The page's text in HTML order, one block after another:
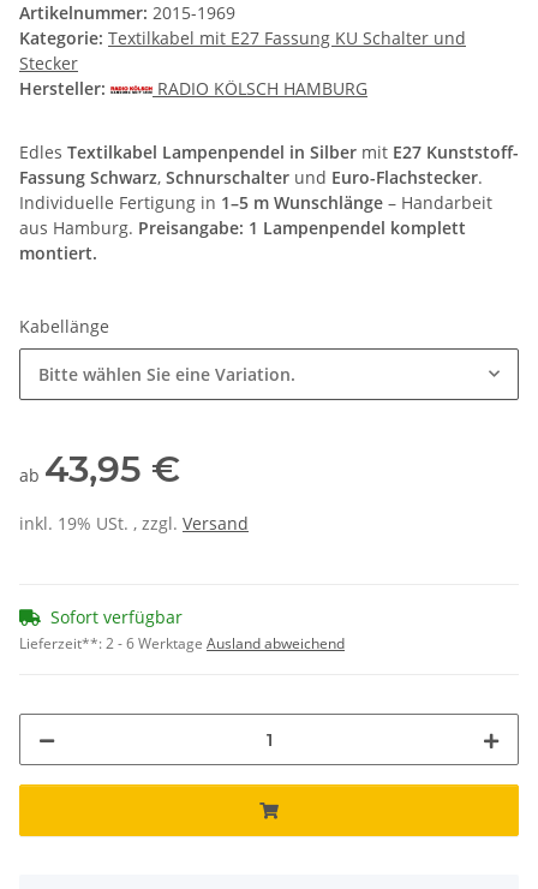
Artikelnummer: 2015-1969
Kategorie: Textilkabel mit E27 Fassung KU Schalter und
Stecker
Hersteller:
RADIO KÖLSCH HAMBURG
Edles Textilkabel Lampenpendel in Silber mit E27 Kunststoff-
Fassung Schwarz, Schnurschalter und Euro-Flachstecker.
Individuelle Fertigung in 1–5 m Wunschlänge – Handarbeit
aus Hamburg. Preisangabe: 1 Lampenpendel komplett
montiert.
Kabellänge
Bitte wählen Sie eine Variation.
ab 43,95 €
inkl. 19% USt. , zzgl. Versand
Sofort verfügbar
Lieferzeit**:2 - 6 Werktage Ausland abweichend